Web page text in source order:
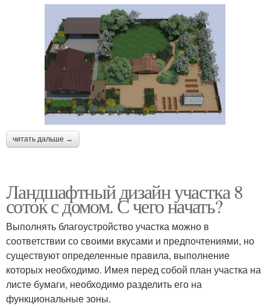
читать дальше →
Ландшафтный дизайн участка 8
соток с домом. С чего начать?
Выполнять благоустройство участка можно в
соответствии со своими вкусами и предпочтениями, но
существуют определенные правила, выполнение
которых необходимо. Имея перед собой план участка на
листе бумаги, необходимо разделить его на
функциональные зоны.